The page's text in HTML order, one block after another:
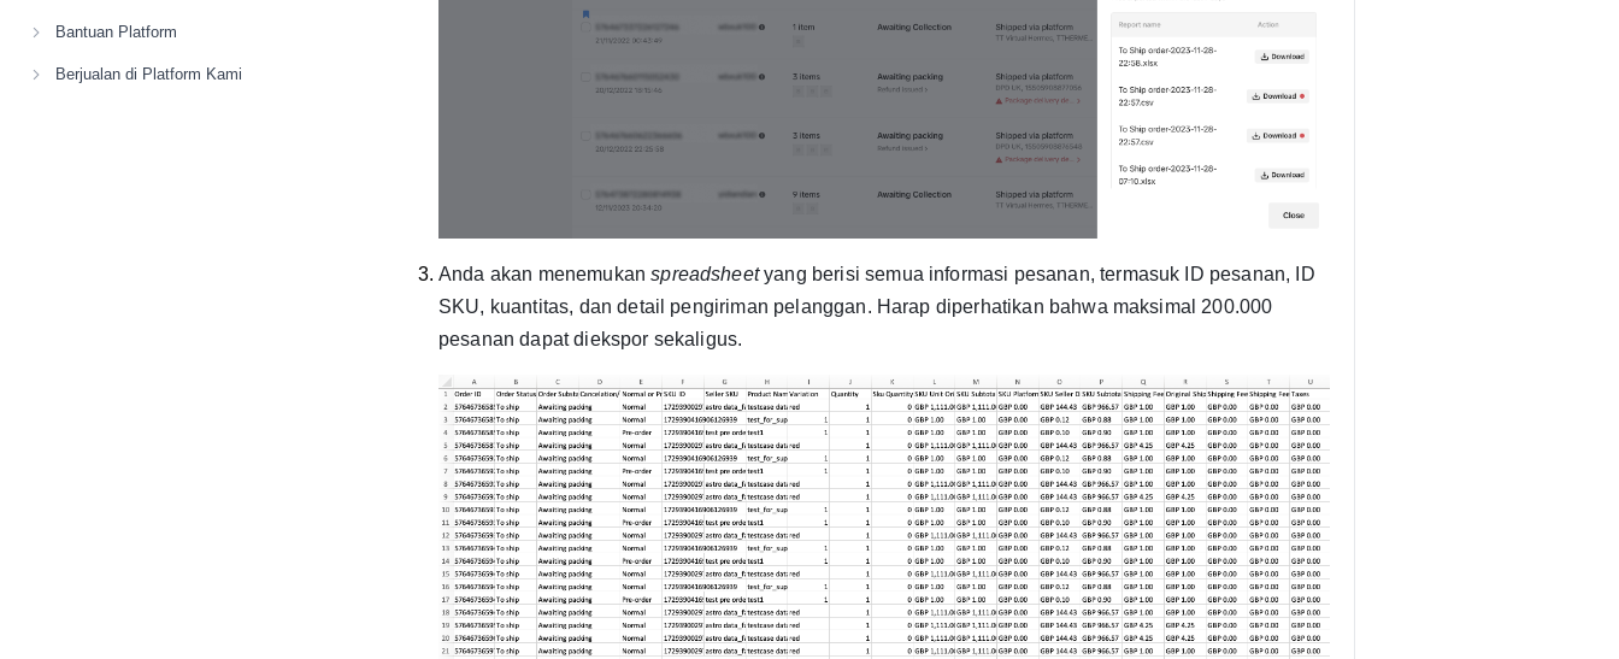
Bantuan Platform
Berjualan di Platform Kami
Anda akan menemukanspreadsheetyang berisi semua informasi pesanan, termasuk ID pesanan, ID
SKU, kuantitas, dan detail pengiriman pelanggan. Harap diperhatikan bahwa maksimal 200.000
pesanan dapat diekspor sekaligus.